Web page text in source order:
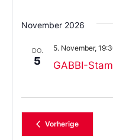
November 2026
DO.
5 GABBI-
5. November,
Vorherige